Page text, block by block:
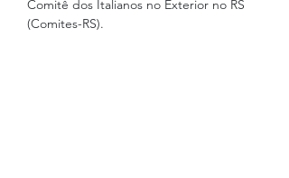
Comitê dos Italianos no Exterior no RS
(Comites-RS).